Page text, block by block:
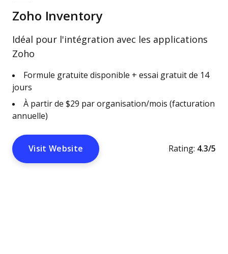
Zoho Inventory
Idéal pour l'intégration avec les applications
Zoho
Formule gratuite disponible + essai gratuit de 14
jours
À partir de $29 par organisation/mois (facturation
annuelle)
Visit Website Rating: 4.3/5